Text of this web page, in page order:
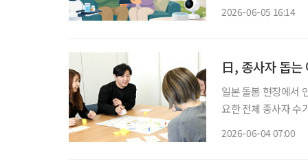
2026-06-05 16:14
日, 종사자 돕는
일본 돌봄 현장에서
요한 전체 종사자 수
2026-06-04 07:00